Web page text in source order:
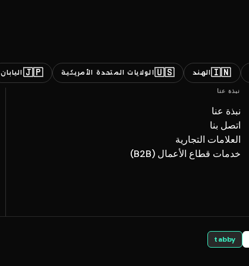
🇮🇳الهند 🇺🇸الولايات المتحدة الأمريكية 🇯🇵 اليابان
نبذة عنا
نبذة عنا
اتصل بنا
العلامات التجارية
خدمات قطاع الأعمال (B2B)
tabby